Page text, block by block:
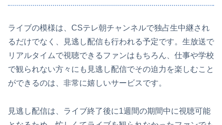
ライブの模様は、CSテレ朝チャンネルで独占生中継され
るだけでなく、見逃し配信も行われる予定です。生放送で
リアルタイムで視聴できるファンはもちろん、仕事や学校
で観られない方々にも見逃し配信でその迫力を楽しむこと
ができるのは、非常に嬉しいサービスです。
見逃し配信は、ライブ終了後に1週間の期間中に視聴可能